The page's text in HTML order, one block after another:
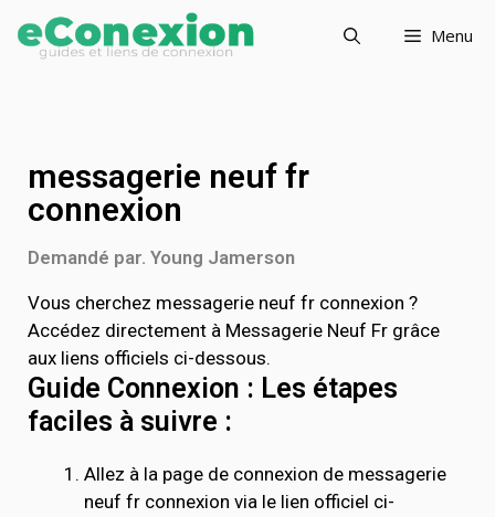
Menu
messagerie neuf fr
connexion
Demandé par. Young Jamerson
Vous cherchez messagerie neuf fr connexion ?
Accédez directement à Messagerie Neuf Fr grâce
aux liens officiels ci-dessous.
Guide Connexion : Les étapes
faciles à suivre :
Allez à la page de connexion de messagerie
neuf fr connexion via le lien officiel ci-